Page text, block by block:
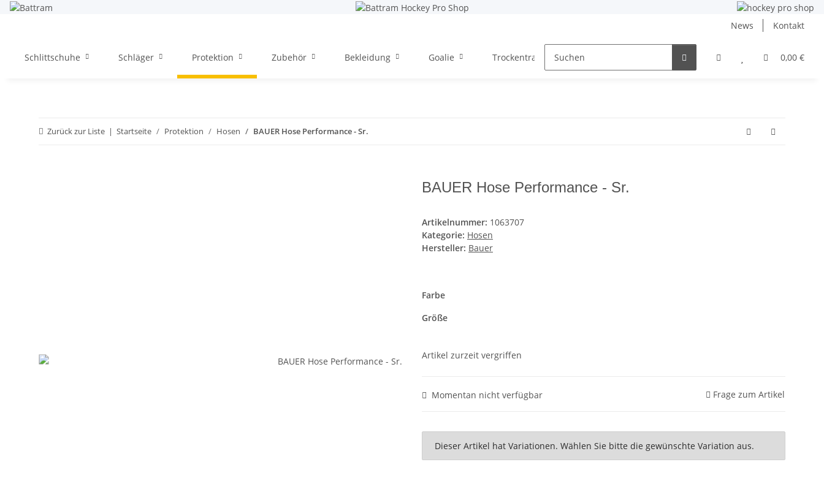
News Kontakt
0,00 €
Schlittschuhe Schläger Protektion Zubehör Bekleidung Goalie Trockentraining NHL und DEB Angebote
Zurück zur Liste Startseite Protektion Hosen BAUER Hose Performance - Sr.
BAUER Hose Performance - Sr.
Artikelnummer: 1063707
Kategorie: Hosen
Hersteller: Bauer
Farbe
Größe
Artikel zurzeit vergriffen
Momentan nicht verfügbar Frage zum Artikel
x
Dieser Artikel hat Variationen. Wählen Sie bitte die gewünschte Variation aus.